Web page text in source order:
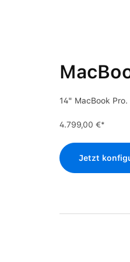
14" MacBook
4.799,00 €*
Jetzt